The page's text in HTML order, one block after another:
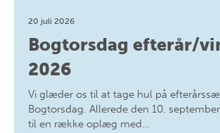
20 juli 2026
Bogtorsdag efterår/
2026
Vi glæder os til at tage hul på
Bogtorsdag. Allerede den 10.
til en række oplæg med…